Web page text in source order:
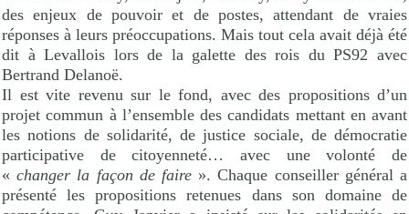
des enjeux de pouvoir et de postes, attendant de vraies
réponses à leurs préoccupations. Mais tout cela avait déjà été
dit à Levallois lors de la galette des rois du PS92 avec
Bertrand Delanoë.
Il est vite revenu sur le fond, avec des propositions d’un
projet commun à l’ensemble des candidats mettant en avant
les notions de solidarité, de justice sociale, de démocratie
participative de citoyenneté… avec une volonté de
«changer la façon de faire ». Chaque conseiller général a
présenté les propositions retenues dans son domaine de